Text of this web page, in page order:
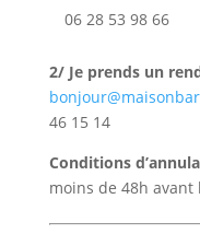
06 28 53 98 66
2/ Je prends un
46 15 14
Conditions
moins de 48h